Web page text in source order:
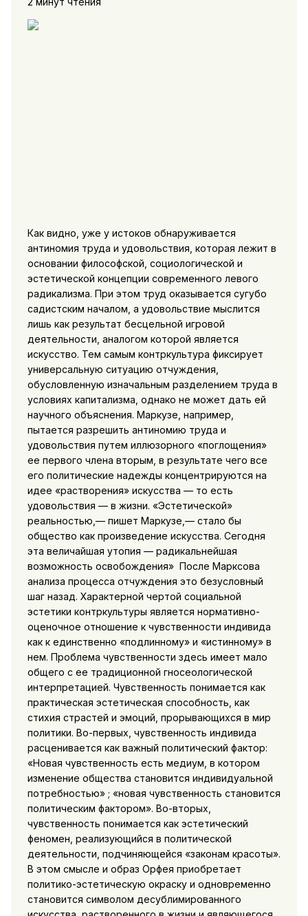
Как видно, уже у истоков обнаруживается
антиномия труда и удоволь­ствия, которая лежит в
основании философской, социологичес­кой и
эстетической концепции современного левого
радикализма. При этом труд оказывается сугубо
садистским началом, а удо­вольствие мыслится
лишь как результат бесцельной игровой
деятельности, аналогом которой является
искусство. Тем самым контркультура фиксирует
универсальную ситуацию отчужде­ния,
обусловленную изначальным разделением труда в
условиях капитализма, однако не может дать ей
научного объяснения. Маркузе, например,
пытается разрешить антиномию труда и
удовольствия путем иллюзорного «поглощения»
ее первого чле­на вторым, в результате чего все
его политические надежды концентрируются на
идее «растворения» искусства — то есть
удовольствия — в жизни. «Эстетической»
реальностью,— пишет Маркузе,— стало бы
общество как произведение искусства. Се­годня
эта величайшая утопия — радикальнейшая
возможность освобождения» После Марксова
анализа процесса отчуждения это безусловный
шаг назад. Характерной чертой социальной
эстетики контркультуры является нормативно-
оценочное отношение к чувственности индивида
как к единственно «подлинному» и «истинному» в
нем. Проблема чувственности здесь имеет мало
общего с ее традиционной гносеологической
интерпретацией. Чувственность понимается как
практическая эстетическая способность, как
стихия страстей и эмоций, прорывающихся в мир
политики. Во-первых, чувственность индивида
расценивается как важный политический фактор:
«Новая чувственность есть медиум, в котором
изменение общества становится индивидуальной
по­требностью» ; «новая чувственность становится
политическим фактором». Во-вторых,
чувственность понимается как эстети­ческий
феномен, реализующийся в политической
деятельности, подчиняющейся «законам красоты».
В этом смысле и образ Ор­фея приобретает
политико-эстетическую окраску и одновременно
становится символом десублимированного